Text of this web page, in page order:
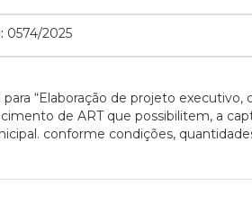
0574/2025
“Elaboração de projeto executivo,
de ART que possibilitem, a
conforme condições,